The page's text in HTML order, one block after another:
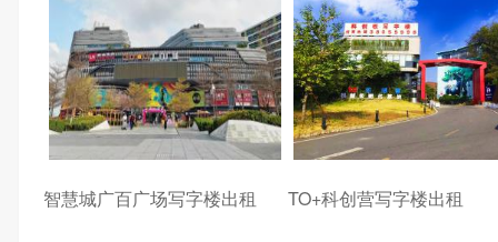
智慧城广百广场写字楼出租 TO+科创营写字楼出租